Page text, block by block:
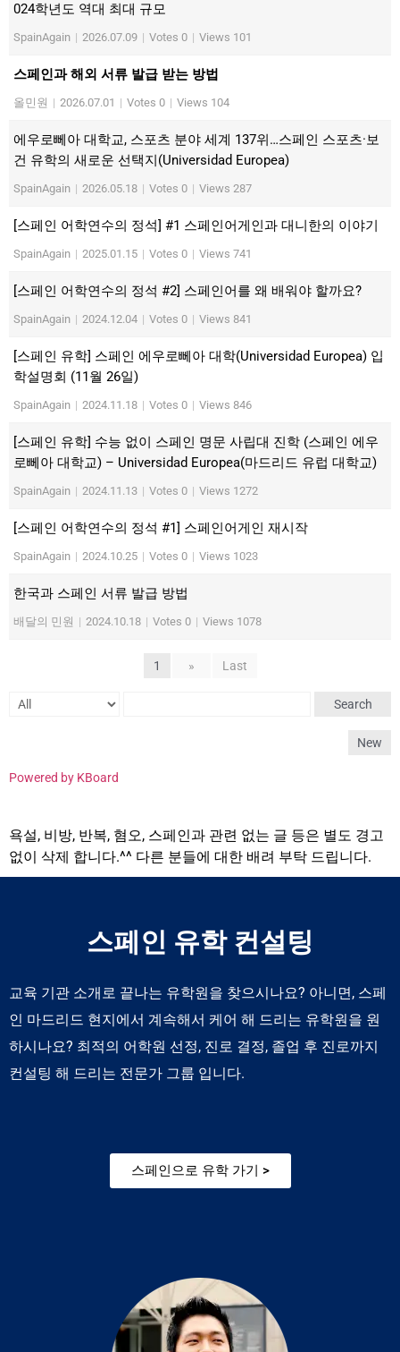
024학년도 역대 최대 규모
SpainAgain | 2026.07.09 | Votes 0 | Views 101
스페인과 해외 서류 발급 받는 방법
올민원 | 2026.07.01 | Votes 0 | Views 104
에우로뻬아 대학교, 스포츠 분야 세계 137위…스페인 스포츠·보
건 유학의 새로운 선택지(Universidad Europea)
SpainAgain | 2026.05.18 | Votes 0 | Views 287
[스페인 어학연수의 정석] #1 스페인어게인과 대니한의 이야기
SpainAgain | 2025.01.15 | Votes 0 | Views 741
[스페인 어학연수의 정석 #2] 스페인어를 왜 배워야 할까요?
SpainAgain | 2024.12.04 | Votes 0 | Views 841
[스페인 유학] 스페인 에우로뻬아 대학(Universidad Europea) 입
학설명회 (11월 26일)
SpainAgain | 2024.11.18 | Votes 0 | Views 846
[스페인 유학] 수능 없이 스페인 명문 사립대 진학 (스페인 에우
로뻬아 대학교) – Universidad Europea(마드리드 유럽 대학교)
SpainAgain | 2024.11.13 | Votes 0 | Views 1272
[스페인 어학연수의 정석 #1] 스페인어게인 재시작
SpainAgain | 2024.10.25 | Votes 0 | Views 1023
한국과 스페인 서류 발급 방법
배달의 민원 | 2024.10.18 | Votes 0 | Views 1078
1 » Last
Search
New
Powered by KBoard
욕설, 비방, 반복, 혐오, 스페인과 관련 없는 글 등은 별도 경고
없이 삭제 합니다.^^ 다른 분들에 대한 배려 부탁 드립니다.
스페인 유학 컨설팅
교육 기관 소개로 끝나는 유학원을 찾으시나요? 아니면, 스페
인 마드리드 현지에서 계속해서 케어 해 드리는 유학원을 원
하시나요? 최적의 어학원 선정, 진로 결정, 졸업 후 진로까지
컨설팅 해 드리는 전문가 그룹 입니다.
스페인으로 유학 가기 >